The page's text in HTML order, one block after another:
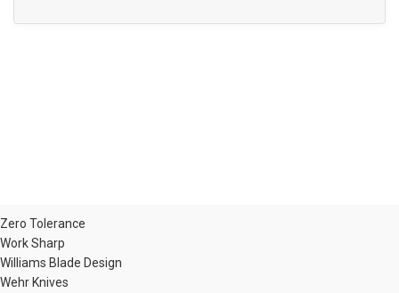
Zero Tolerance
Work Sharp
Williams Blade Design
Wehr Knives